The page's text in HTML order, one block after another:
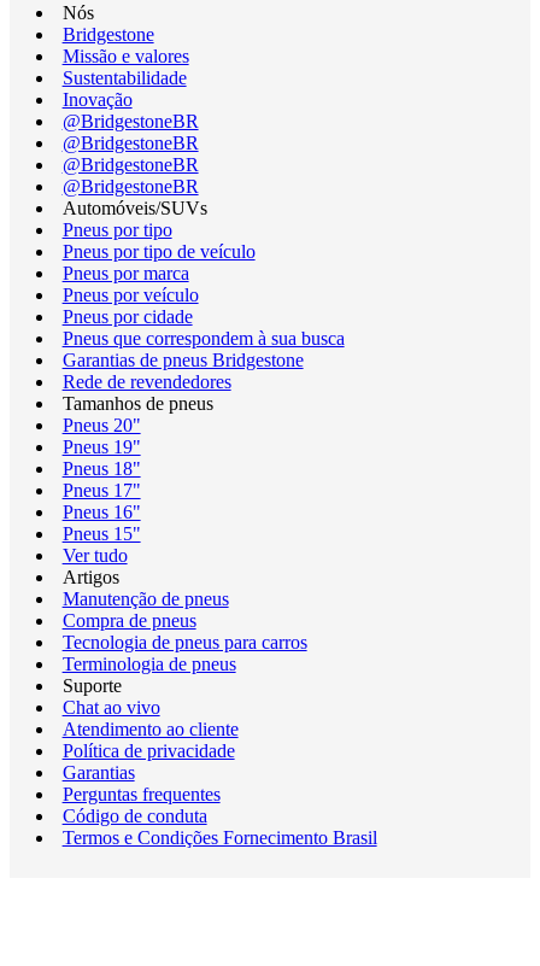
Nós
Bridgestone
Missão e valores
Sustentabilidade
Inovação
@BridgestoneBR
@BridgestoneBR
@BridgestoneBR
@BridgestoneBR
Automóveis/SUVs
Pneus por tipo
Pneus por tipo de veículo
Pneus por marca
Pneus por veículo
Pneus por cidade
Pneus que correspondem à sua busca
Garantias de pneus Bridgestone
Rede de revendedores
Tamanhos de pneus
Pneus 20"
Pneus 19"
Pneus 18"
Pneus 17"
Pneus 16"
Pneus 15"
Ver tudo
Artigos
Manutenção de pneus
Compra de pneus
Tecnologia de pneus para carros
Terminologia de pneus
Suporte
Chat ao vivo
Atendimento ao cliente
Política de privacidade
Garantias
Perguntas frequentes
Código de conduta
Termos e Condições Fornecimento Brasil